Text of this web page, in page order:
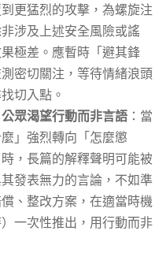
更猛烈的攻擊，為螺旋注
涉及上述安全風險或謠
極差。應暫時「避其鋒
密切關注，等待情緒浪頭
切入點。
公眾渴望行動而非言語 ：當
」強烈轉向「怎麼懲
，長篇的解釋聲明可能被
發表無力的言論，不如準
、整改方案，在適當時機
）一次性推出，用行動而非